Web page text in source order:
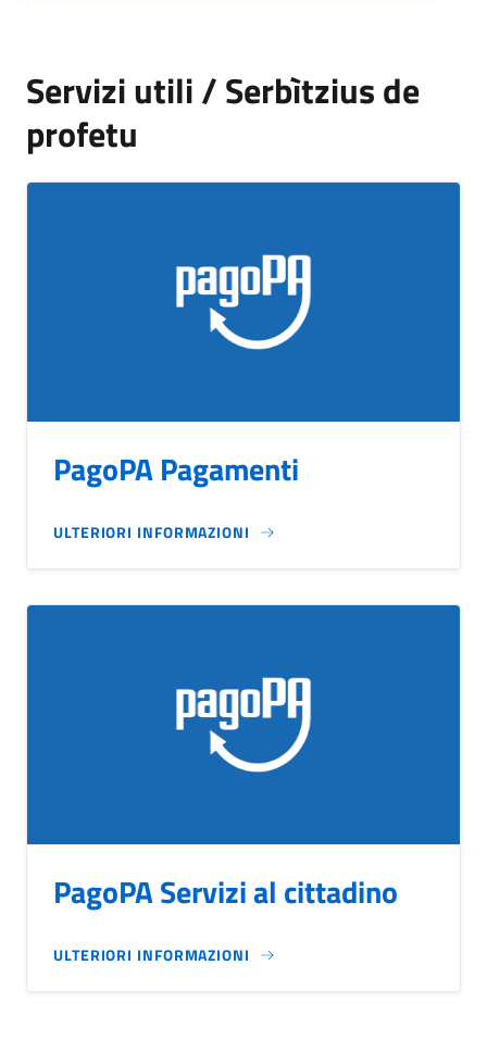
Servizi utili / Serbìtzius de
profetu
PagoPA Pagamenti
ULTERIORI INFORMAZIONI
PagoPA Servizi al cittadino
ULTERIORI INFORMAZIONI